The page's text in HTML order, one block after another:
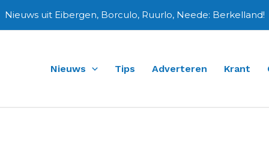
Nieuws uit Eibergen, Borculo, Ruurlo, Neede: Berkelland!
Nieuws Tips Adverteren Krant